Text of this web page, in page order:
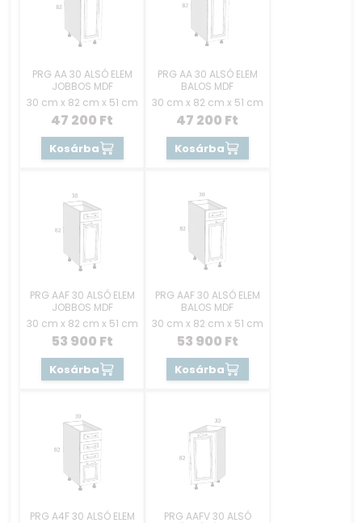
PRG AA 30 ALSÓ ELEM
JOBBOS MDF
30 cm x 82 cm x 51 cm
47 200 Ft
Kosárba
PRG AA 30 ALSÓ ELEM
BALOS MDF
30 cm x 82 cm x 51 cm
47 200 Ft
Kosárba
PRG AAF 30 ALSÓ ELEM
JOBBOS MDF
30 cm x 82 cm x 51 cm
53 900 Ft
Kosárba
PRG AAF 30 ALSÓ ELEM
BALOS MDF
30 cm x 82 cm x 51 cm
53 900 Ft
Kosárba
PRG A4F 30 ALSÓ ELEM
PRG AAFV 30 ALSÓ